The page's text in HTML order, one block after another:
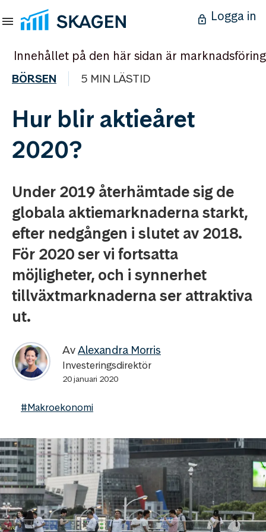
Logga in
Innehållet på den här sidan är marknadsföring
BÖRSEN 5 MIN LÄSTID
Hur blir aktieåret
2020?
Under 2019 återhämtade sig de
globala aktiemarknaderna starkt,
efter nedgången i slutet av 2018.
För 2020 ser vi fortsatta
möjligheter, och i synnerhet
tillväxtmarknaderna ser attraktiva
ut.
AvAlexandra Morris
Investeringsdirektör
20 januari 2020
#Makroekonomi